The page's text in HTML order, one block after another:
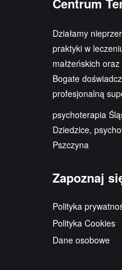
Działamy
praktyki w
małżeńskich
Bogate
profesjonalną
psychoterapia
Dziedzice,
Pszczyna
Zapoznaj
Polityka
Polityka Cookies
Dane osobowe